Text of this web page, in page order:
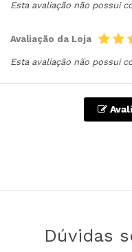
Esta avaliação não possui
Avaliação da Loja
Esta avaliação não possui
Dúvidas